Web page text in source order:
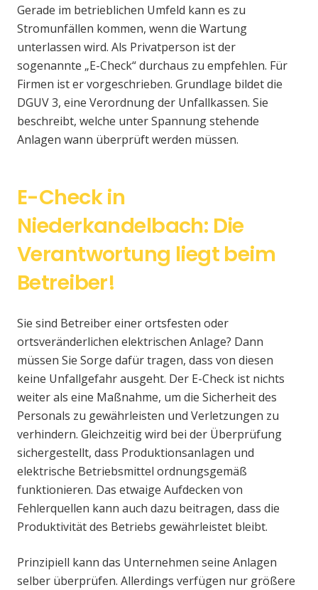
Gerade im betrieblichen Umfeld kann es zu
Stromunfällen kommen, wenn die Wartung
unterlassen wird. Als Privatperson ist der
sogenannte „E-Check“ durchaus zu empfehlen. Für
Firmen ist er vorgeschrieben. Grundlage bildet die
DGUV 3, eine Verordnung der Unfallkassen. Sie
beschreibt, welche unter Spannung stehende
Anlagen wann überprüft werden müssen.
E-Check in
Niederkandelbach: Die
Verantwortung liegt beim
Betreiber!
Sie sind Betreiber einer ortsfesten oder
ortsveränderlichen elektrischen Anlage? Dann
müssen Sie Sorge dafür tragen, dass von diesen
keine Unfallgefahr ausgeht. Der E-Check ist nichts
weiter als eine Maßnahme, um die Sicherheit des
Personals zu gewährleisten und Verletzungen zu
verhindern. Gleichzeitig wird bei der Überprüfung
sichergestellt, dass Produktionsanlagen und
elektrische Betriebsmittel ordnungsgemäß
funktionieren. Das etwaige Aufdecken von
Fehlerquellen kann auch dazu beitragen, dass die
Produktivität des Betriebs gewährleistet bleibt.
Prinzipiell kann das Unternehmen seine Anlagen
selber überprüfen. Allerdings verfügen nur größere